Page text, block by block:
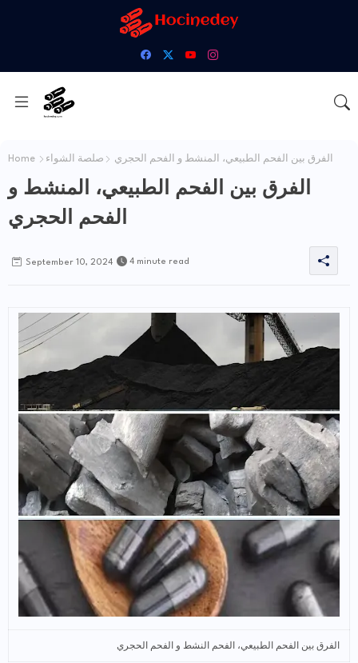
Home صلصة الشواء الفرق بين الفحم الطبيعي، المنشط و الفحم الحجري
الفرق بين الفحم الطبيعي، المنشط و
الفحم الحجري
September 10, 2024 4 minute read
الفرق بين الفحم الطبيعي، الفحم النشط و الفحم الحجري